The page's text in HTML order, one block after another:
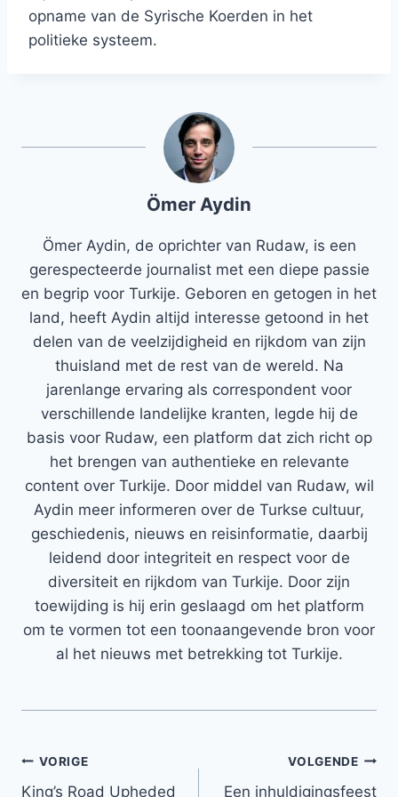
opname van de Syrische Koerden in het
politieke systeem.
Ömer Aydin
Ömer Aydin, de oprichter van Rudaw, is een
gerespecteerde journalist met een diepe passie
en begrip voor Turkije. Geboren en getogen in het
land, heeft Aydin altijd interesse getoond in het
delen van de veelzijdigheid en rijkdom van zijn
thuisland met de rest van de wereld. Na
jarenlange ervaring als correspondent voor
verschillende landelijke kranten, legde hij de
basis voor Rudaw, een platform dat zich richt op
het brengen van authentieke en relevante
content over Turkije. Door middel van Rudaw, wil
Aydin meer informeren over de Turkse cultuur,
geschiedenis, nieuws en reisinformatie, daarbij
leidend door integriteit en respect voor de
diversiteit en rijkdom van Turkije. Door zijn
toewijding is hij erin geslaagd om het platform
om te vormen tot een toonaangevende bron voor
al het nieuws met betrekking tot Turkije.
Bericht
VORIGE
King’s Road Upheded
VOLGENDE
Een inhuldigingsfeest